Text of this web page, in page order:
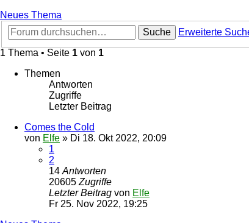
Neues Thema
Suche
Erweiterte
1 Thema • Seite 1 von 1
Themen
Antworten
Zugriffe
Letzter Beitrag
Comes the Cold
von Elfe » Di 18. Okt 2022, 20:09
1
2
14 Antworten
20605 Zugriffe
Letzter Beitrag von Elfe
Fr 25. Nov 2022, 19:25